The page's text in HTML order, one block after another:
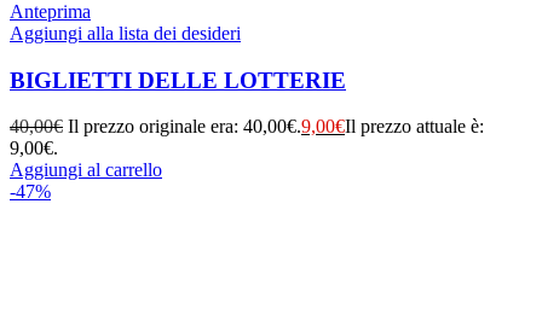
Anteprima
Aggiungi alla lista dei desideri
BIGLIETTI DELLE LOTTERIE
40,00€ Il prezzo originale era: 40,00€.9,00€Il prezzo attuale è:
9,00€.
Aggiungi al carrello
-47%